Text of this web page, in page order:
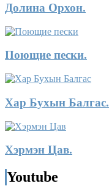
Долина Орхон.
Поющие пески.
Хар Бухын Балгас.
Хэрмэн Цав.
Youtube